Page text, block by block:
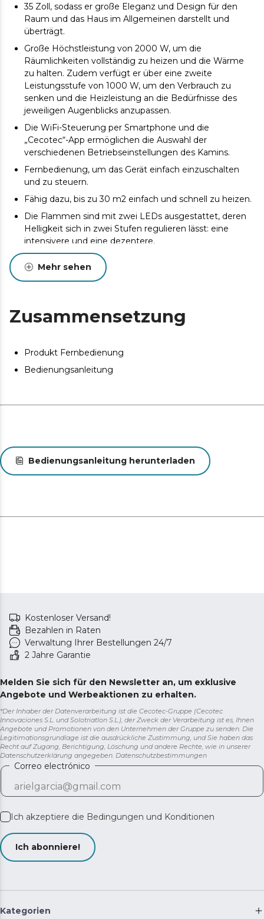
35 Zoll, sodass er große Eleganz und Design für den
Raum und das Haus im Allgemeinen darstellt und
überträgt.
Große Höchstleistung von 2000 W, um die
Räumlichkeiten vollständig zu heizen und die Wärme
zu halten. Zudem verfügt er über eine zweite
Leistungsstufe von 1000 W, um den Verbrauch zu
senken und die Heizleistung an die Bedürfnisse des
jeweiligen Augenblicks anzupassen.
Die WiFi-Steuerung per Smartphone und die
„Cecotec“-App ermöglichen die Auswahl der
verschiedenen Betriebseinstellungen des Kamins.
Fernbedienung, um das Gerät einfach einzuschalten
und zu steuern.
Fähig dazu, bis zu 30 m2 einfach und schnell zu heizen.
Die Flammen sind mit zwei LEDs ausgestattet, deren
Helligkeit sich in zwei Stufen regulieren lässt: eine
intensivere und eine dezentere.
Sein flaches Design sorgt für eine anspruchsvolle
Atmosphäre und unterstreicht seine Eleganz.
können.
Dieses Produkt ist nicht für als Hauptheizgerät
oder für den gelegentlichen Gebrauch geeignet.
Mehr sehen
Zusammensetzung
Produkt Fernbedienung
Bedienungsanleitung
Bedienungsanleitung herunterladen
Kostenloser Versand!
Bezahlen in Raten
Verwaltung Ihrer Bestellungen 24/7
2 Jahre Garantie
Melden Sie sich für den Newsletter an, um exklusive
Angebote und Werbeaktionen zu erhalten.
*Der Inhaber der Datenverarbeitung ist die Cecotec-Gruppe (Cecotec
Innovaciones S.L. und Solotriatlon S.L.), der Zweck der Verarbeitung ist es, Ihnen
Angebote und Promotionen von den Unternehmen der Gruppe zu senden. Die
Legitimationsgrundlage ist die ausdrückliche Zustimmung, und Sie haben das
Recht auf Zugang, Berichtigung, Löschung und andere Rechte, wie in unserer
Datenschutzerklärung angegeben. Datenschutzbestimmungen
Correo electrónico
Ich akzeptiere die Bedingungen und Konditionen
Ich abonniere!
Kategorien